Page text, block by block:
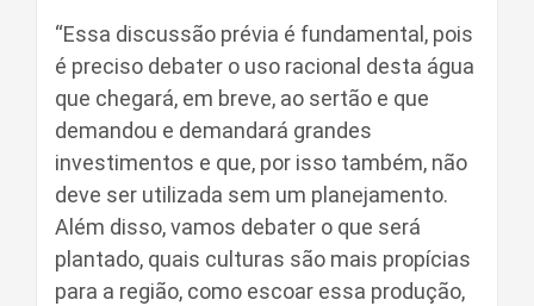
“Essa discussão prévia é fundamental, pois
é preciso debater o uso racional desta água
que chegará, em breve, ao sertão e que
demandou e demandará grandes
investimentos e que, por isso também, não
deve ser utilizada sem um planejamento.
Além disso, vamos debater o que será
plantado, quais culturas são mais propícias
para a região, como escoar essa produção,